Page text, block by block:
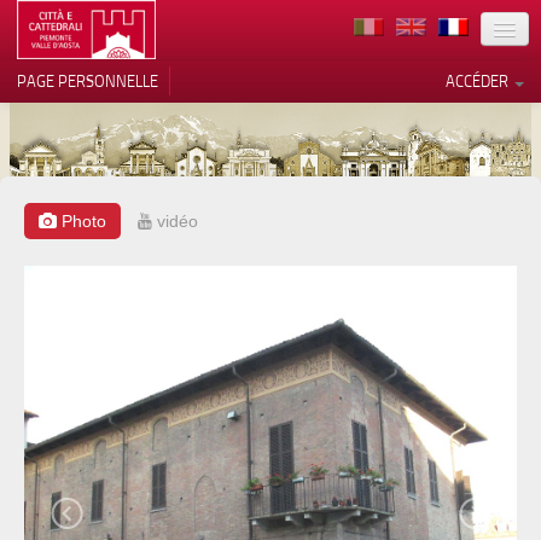
TERRITOIRE
ARCHITECTURE
MUSÉES
BÉNÉVOLES
CONTACTS
PRESS
ACCÉDER
PAGE PERSONNELLE
Photo vidéoVos choix en matière de